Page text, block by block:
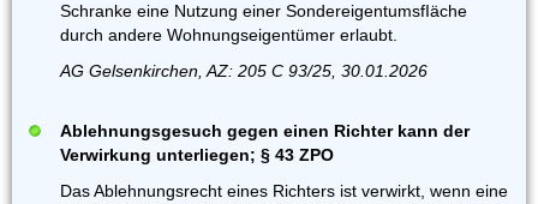
Schranke eine Nutzung einer SondereigentumsfIäche
durch andere Wohnungseigentümer erlaubt.
AG Gelsenkirchen, AZ: 205 C 93/25, 30.01.2026
Ablehnungsgesuch gegen einen Richter kann der
Verwirkung unterliegen; § 43 ZPO
Das Ablehnungsrecht eines Richters ist verwirkt, wenn eine